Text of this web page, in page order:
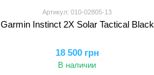
Артикул: 010-02805-13
Garmin Instinct 2X Solar Tactical Black
18 500 грн
В наличии